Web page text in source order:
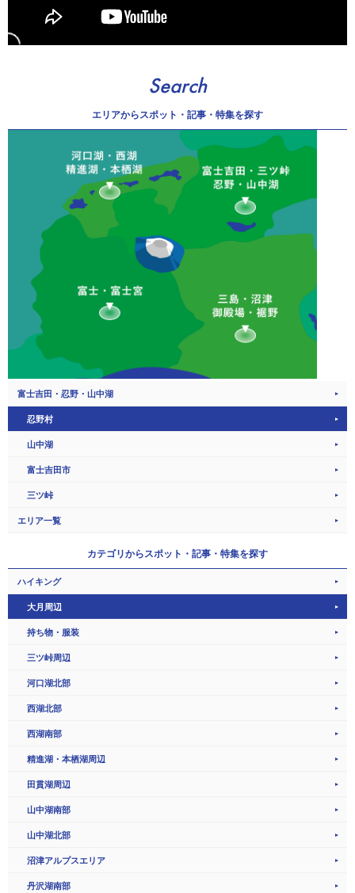
Search
エリアからスポット・記事・特集を探す
富士吉田・忍野・山中湖
忍野村
山中湖
富士吉田市
三ツ峠
エリア一覧
カテゴリからスポット・記事・特集を探す
ハイキング
大月周辺
持ち物・服装
三ツ峠周辺
河口湖北部
西湖北部
西湖南部
精進湖・本栖湖周辺
田貫湖周辺
山中湖南部
山中湖北部
沼津アルプスエリア
丹沢湖南部